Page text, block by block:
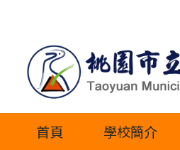
內
首頁 學校簡介